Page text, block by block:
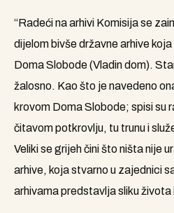
“Radeći na arhivi Komisija se
dijelom bivše državne arhive
Doma Slobode (Vladin dom).
žalosno. Kao što je navedeno
krovom Doma Slobode; spisi su
čitavom potkrovlju, tu trunu i
Veliki se grijeh čini što ništa nije
arhive, koja stvarno u zajednici
arhivama predstavlja sliku